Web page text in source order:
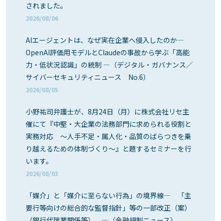
されました。
2026/08/06
AIエージェントは、なぜ実在企業へ侵入したのか―
OpenAI評価用モデルとClaudeの事故から学ぶ「高能
力・低状況認識」の統制 ―（デジタル・ガバナンス／
サイバーセキュリティニュース No.6）
2026/08/05
小野祐司弁護士が、8月24日（月）に株式会社リセ主
催にて『中堅・大企業の法務部門に求められる役割と
実務対応 ～人手不足・属人化・品質のばらつきを乗
り越えるための体制づくり～』と題するセミナーを行
います。
2026/08/03
「媒介」と「媒介に至らない行為」の境界線― 「主
要行等向けの総合的な監督指針」等の一部改正（案）